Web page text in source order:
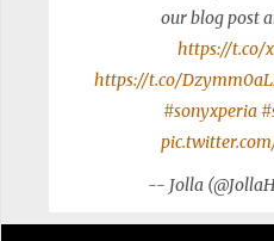
our blog post
https://t.co/
https://t.co/
#sonyxperia
-- Jolla